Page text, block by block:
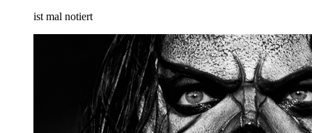
ist mal notiert